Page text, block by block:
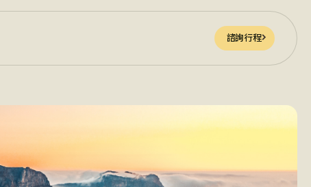
諮詢行程
諮詢行程